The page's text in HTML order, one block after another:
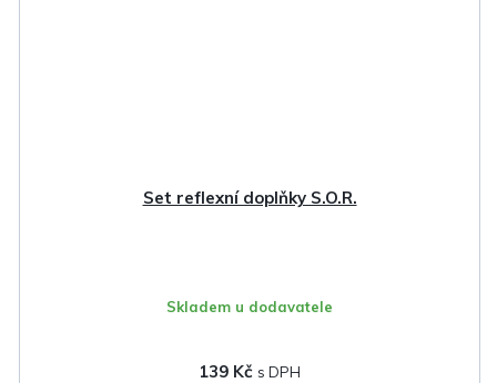
Set reflexní doplňky S.O.R.
Skladem u dodavatele
139 Kč